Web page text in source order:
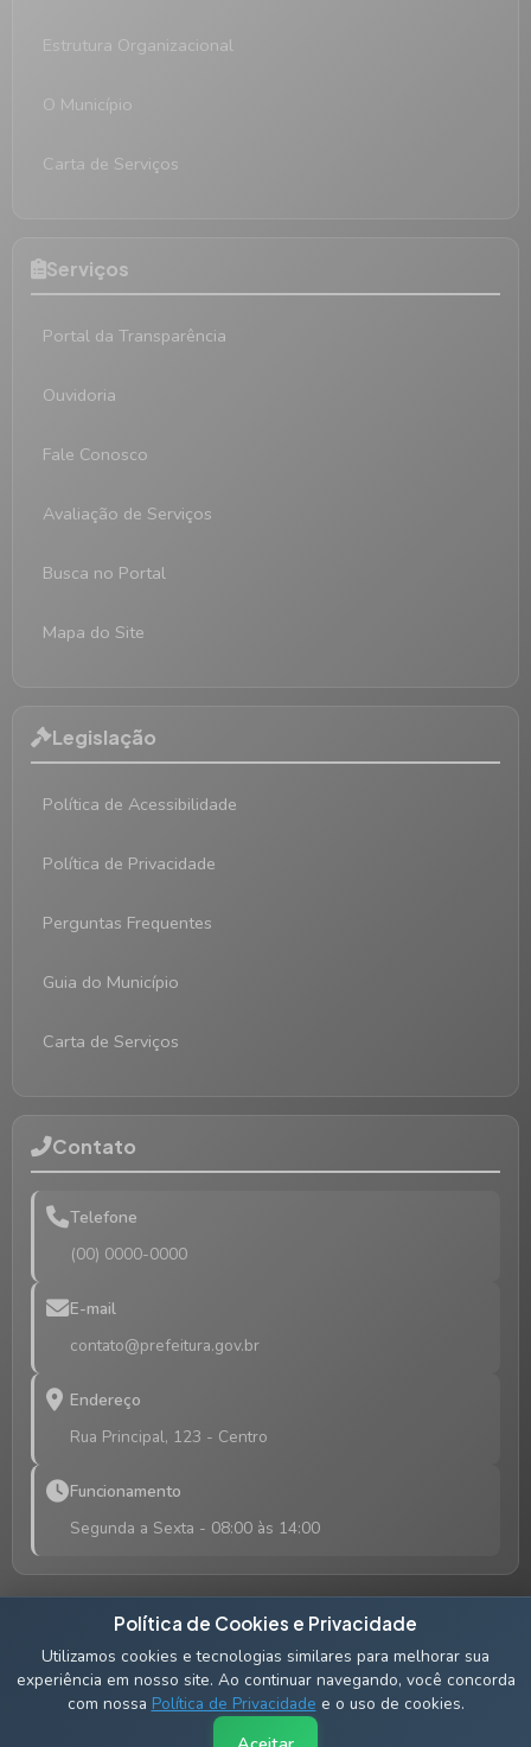
Política de Cookies e Privacidade
Utilizamos cookies e tecnologias similares para melhorar sua
experiência em nosso site. Ao continuar navegando, você concorda
com nossa Política de Privacidade e o uso de cookies.
Estrutura Organizacional
O Município
Carta de Serviços
Serviços
Portal da Transparência
Ouvidoria
Fale Conosco
Avaliação de Serviços
Busca no Portal
Mapa do Site
Legislação
Política de Acessibilidade
Política de Privacidade
Perguntas Frequentes
Guia do Município
Carta de Serviços
Contato
Telefone
(00) 0000-0000
E-mail
contato@prefeitura.gov.br
Endereço
Rua Principal, 123 - Centro
Funcionamento
Segunda a Sexta - 08:00 às 14:00
Acompanhe nossas redes sociais